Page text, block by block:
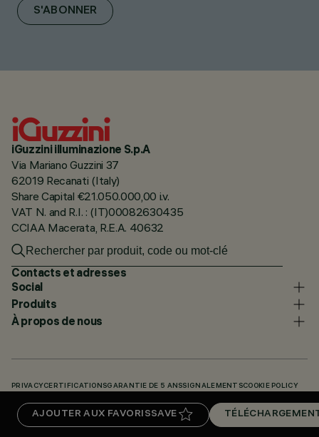
AJOUTER AUX FAVORISSAVE
S'ABONNER
iGuzzini illuminazione S.p.A
Via Mariano Guzzini 37
62019 Recanati (Italy)
Share Capital €21.050.000,00 i.v.
VAT N. and R.I. : (IT)00082630435
CCIAA Macerata, R.E.A. 40632
Contacts et adresses
Social
Produits
À propos de nous
PRIVACY CERTIFICATIONSGARANTIE DE 5 ANSSIGNALEMENTSCOOKIE POLICY
TÉLÉCHARGEMENTS